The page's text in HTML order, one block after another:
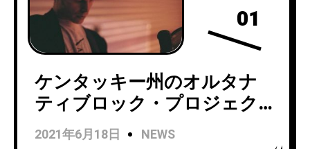
01
ケンタッキー州のオルタナ
ティブロック・プロジェク
トOutwardがニューアルバム
2021年6月18日 NEWS